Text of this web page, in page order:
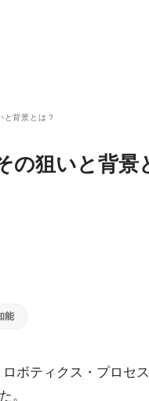
と背景とは？
の狙いと背景
能
ボティクス・プロセ
。